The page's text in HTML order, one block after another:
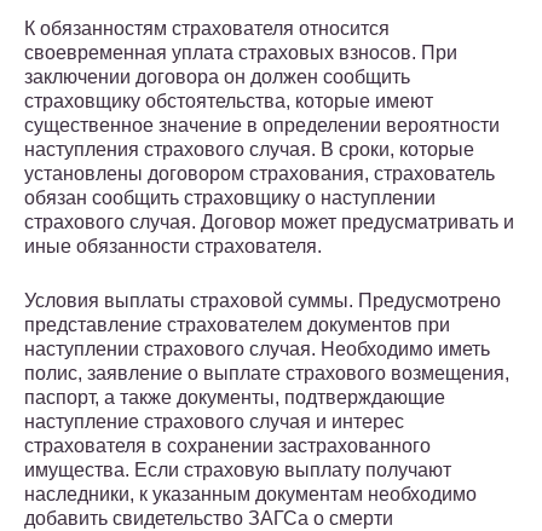
К обязанностям страхователя относится
своевременная уплата страховых взносов. При
заключении договора он должен сообщить
страховщику обстоятельства, которые имеют
существенное значение в определении вероятности
наступления страхового случая. В сроки, которые
установлены договором страхования, страхователь
обязан сообщить страховщику о наступлении
страхового случая. Договор может предусматривать и
иные обязанности страхователя.
Условия выплаты страховой суммы. Предусмотрено
представление страхователем документов при
наступлении страхового случая. Необходимо иметь
полис, заявление о выплате страхового возмещения,
паспорт, а также документы, подтверждающие
наступление страхового случая и интерес
страхователя в сохранении застрахованного
имущества. Если страховую выплату получают
наследники, к указанным документам необходимо
добавить свидетельство ЗАГСа о смерти